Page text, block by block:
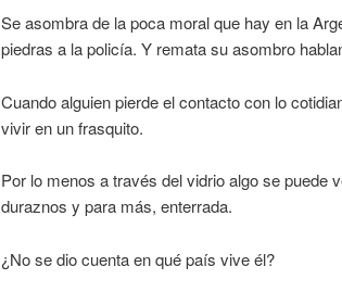
Se asombra de la poca moral que hay en la
piedras a la policía. Y remata su asombro
Cuando alguien pierde el contacto con lo
vivir en un frasquito.
Por lo menos a través del vidrio algo se puede
duraznos y para más, enterrada.
¿No se dio cuenta en qué país vive él?